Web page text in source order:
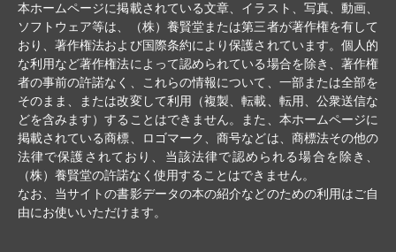
本ホームページに掲載されている文章、イラスト、写真、動画、
ソフトウェア等は、（株）養賢堂または第三者が著作権を有して
おり、著作権法および国際条約により保護されています。個人的
な利用など著作権法によって認められている場合を除き、著作権
者の事前の許諾なく、これらの情報について、一部または全部を
そのまま、または改変して利用（複製、転載、転用、公衆送信な
どを含みます）することはできません。また、本ホームページに
掲載されている商標、ロゴマーク、商号などは、商標法その他の
法律で保護されており、当該法律で認められる場合を除き、
（株）養賢堂の許諾なく使用することはできません。
なお、当サイトの書影データの本の紹介などのための利用はご自
由にお使いいただけます。